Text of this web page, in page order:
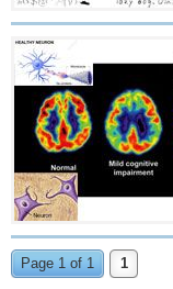
Page 1 of 1 1